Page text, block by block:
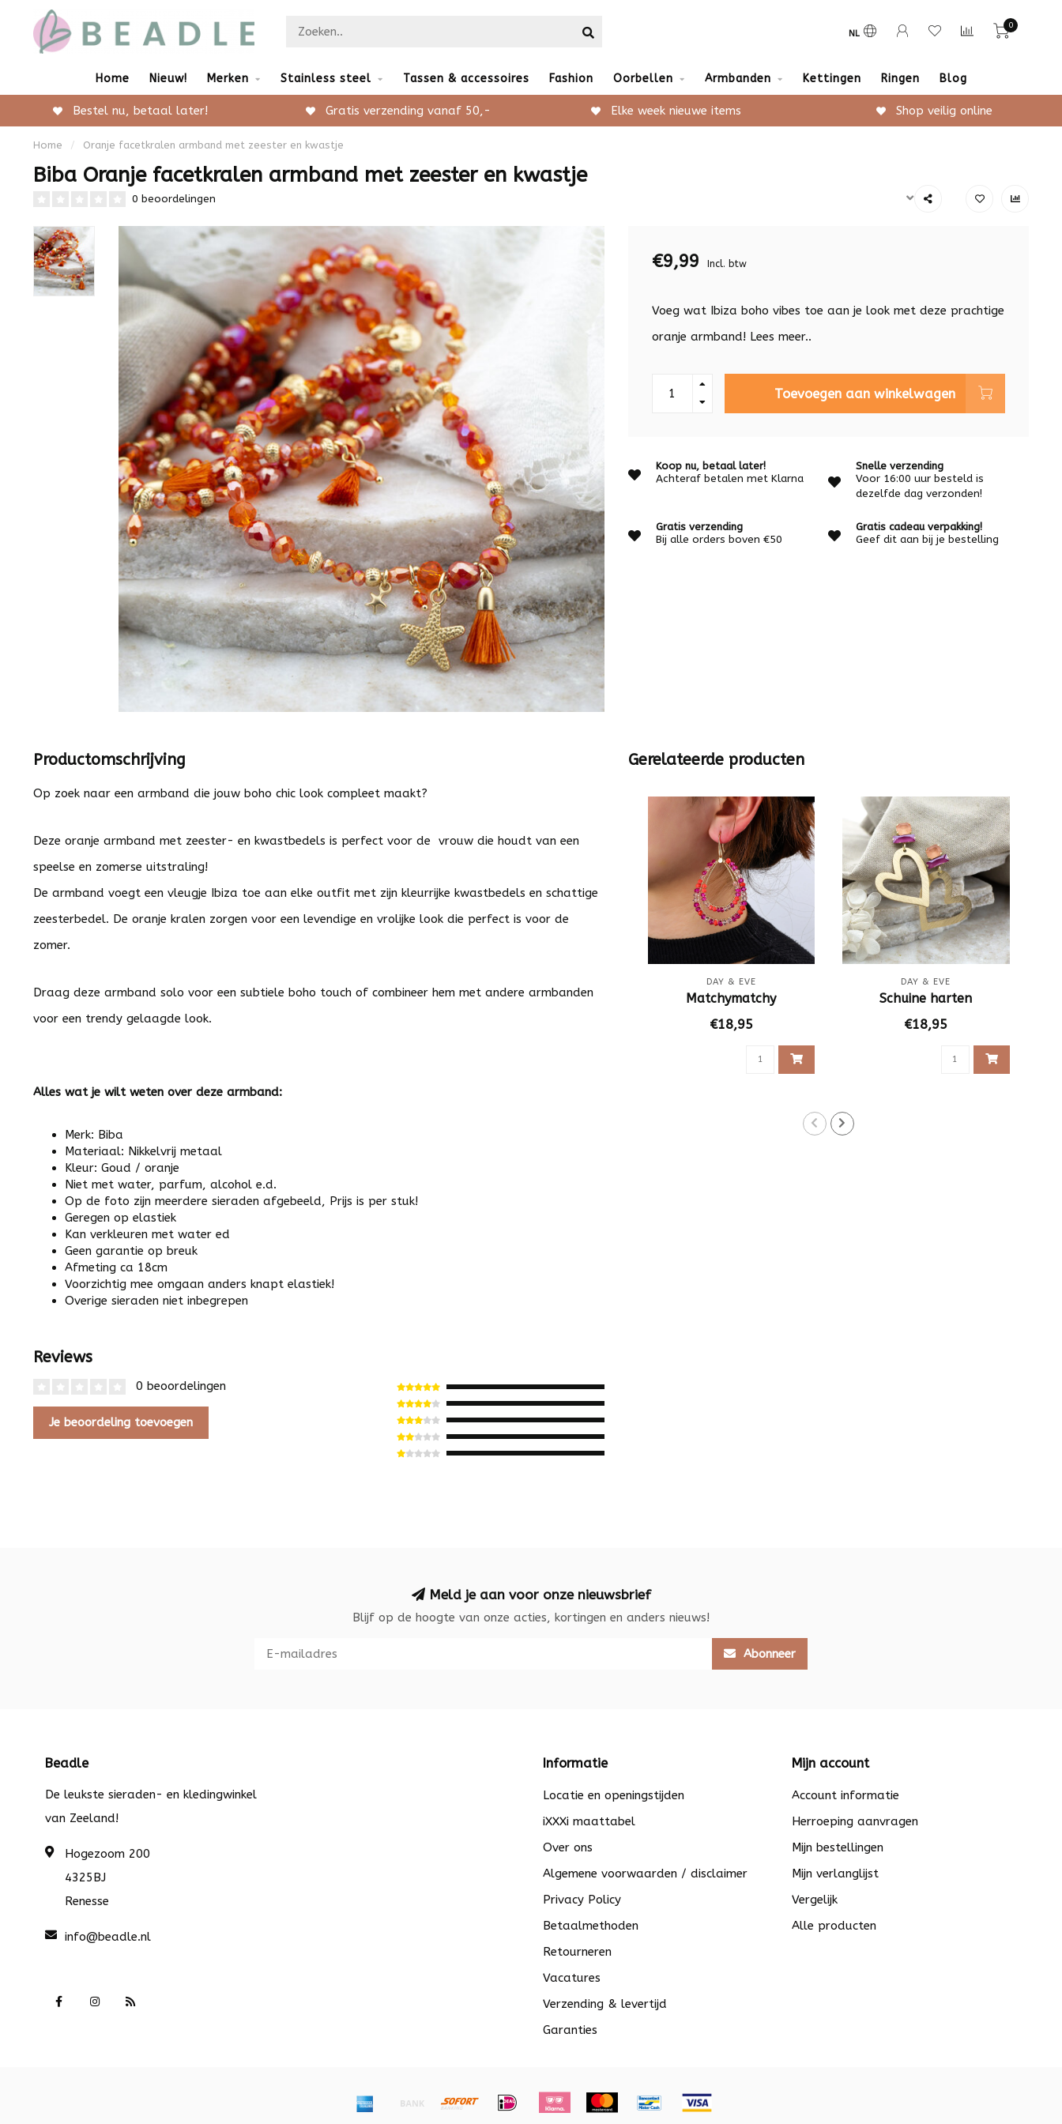
NL
0
Home Nieuw! Merken Stainless steel Tassen & accessoires Fashion Oorbellen Armbanden Kettingen Ringen Blog
Bestel nu, betaal later! Gratis verzending vanaf 50,- Elke week nieuwe items Shop veilig online
Home / Oranje facetkralen armband met zeester en kwastje
Biba Oranje facetkralen armband met zeester en kwastje
0 beoordelingen
€9,99 Incl. btw
Voeg wat Ibiza boho vibes toe aan je look met deze prachtige
oranje armband! Lees meer..
Toevoegen aan winkelwagen
Koop nu, betaal later!
Achteraf betalen met Klarna
Snelle verzending
Voor 16:00 uur besteld is
dezelfde dag verzonden!
Gratis verzending
Bij alle orders boven €50
Gratis cadeau verpakking!
Geef dit aan bij je bestelling
Productomschrijving
Op zoek naar een armband die jouw boho chic look compleet maakt?
Deze oranje armband met zeester- en kwastbedels is perfect voor de vrouw die houdt van een
speelse en zomerse uitstraling!
De armband voegt een vleugje Ibiza toe aan elke outfit met zijn kleurrijke kwastbedels en schattige
zeesterbedel. De oranje kralen zorgen voor een levendige en vrolijke look die perfect is voor de
zomer.
Draag deze armband solo voor een subtiele boho touch of combineer hem met andere armbanden
voor een trendy gelaagde look.
Alles wat je wilt weten over deze armband:
Merk: Biba
Materiaal: Nikkelvrij metaal
Kleur: Goud / oranje
Niet met water, parfum, alcohol e.d.
Op de foto zijn meerdere sieraden afgebeeld, Prijs is per stuk!
Geregen op elastiek
Kan verkleuren met water ed
Geen garantie op breuk
Afmeting ca 18cm
Voorzichtig mee omgaan anders knapt elastiek!
Overige sieraden niet inbegrepen
Reviews
0 beoordelingen
Je beoordeling toevoegen
Gerelateerde producten
DAY & EVE
Matchymatchy
€18,95
DAY & EVE
Schuine harten
€18,95
Meld je aan voor onze nieuwsbrief
Blijf op de hoogte van onze acties, kortingen en anders nieuws!
Abonneer
Beadle
De leukste sieraden- en kledingwinkel
van Zeeland!
Hogezoom 200
4325BJ
Renesse
info@beadle.nl
Informatie
Locatie en openingstijden
iXXXi maattabel
Over ons
Algemene voorwaarden / disclaimer
Privacy Policy
Betaalmethoden
Retourneren
Vacatures
Verzending & levertijd
Garanties
Mijn account
Account informatie
Herroeping aanvragen
Mijn bestellingen
Mijn verlanglijst
Vergelijk
Alle producten